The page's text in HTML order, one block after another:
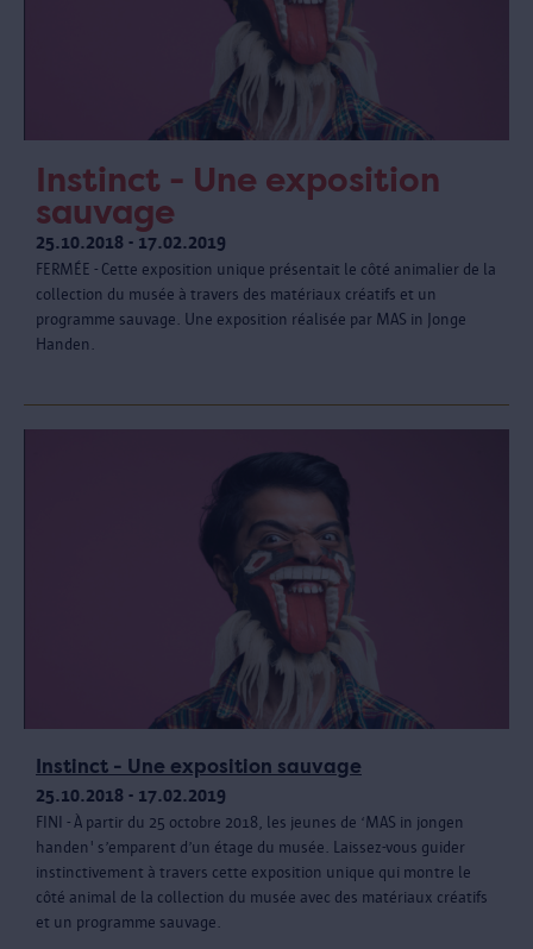
Instinct - Une exposition
sauvage
25.10.2018 - 17.02.2019
FERMÉE - Cette exposition unique présentait le côté animalier de la
collection du musée à travers des matériaux créatifs et un
programme sauvage. Une exposition réalisée par MAS in Jonge
Handen.
Instinct - Une exposition sauvage
25.10.2018 - 17.02.2019
FINI - À partir du 25 octobre 2018, les jeunes de ‘MAS in jongen
handen' s’emparent d’un étage du musée. Laissez-vous guider
instinctivement à travers cette exposition unique qui montre le
côté animal de la collection du musée avec des matériaux créatifs
et un programme sauvage.